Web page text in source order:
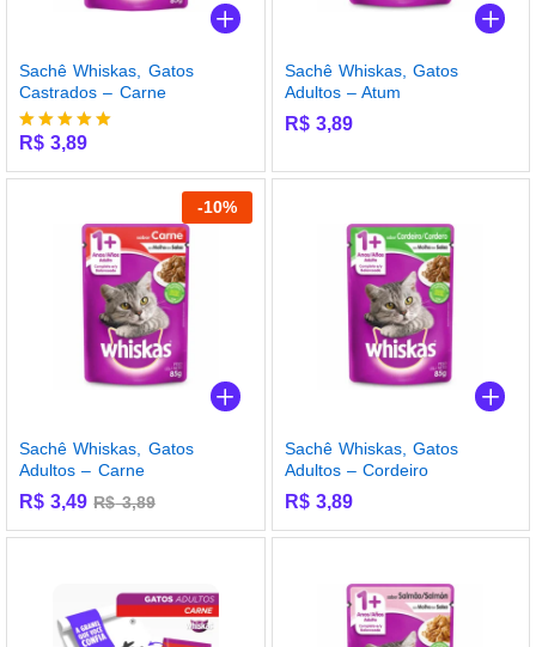
Sachê Whiskas, Gatos
Castrados – Carne
Avaliação
de 5
R$ 3,89
Sachê Whiskas, Gatos
Adultos – Atum
R$3,89
-10%
Sachê Whiskas, Gatos
Adultos – Carne
R$ 3,49 R$3,89
Sachê Whiskas, Gatos
Adultos – Cordeiro
R$3,89